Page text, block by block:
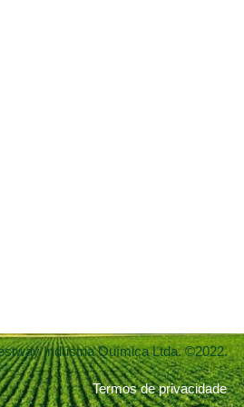
Indústria Química Ltda. ©2022.
Termos de privacidade